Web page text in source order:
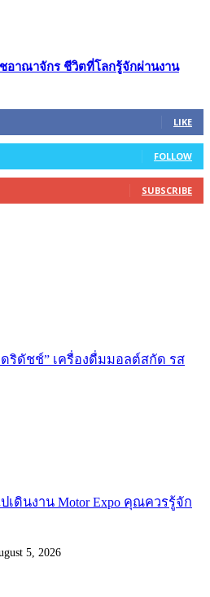
อาณาจักร ชีวิตที่โลกรู้จักผ่านงาน
LIKE
FOLLOW
SUBSCRIBE
ริดัชช์” เครื่องดื่มมอลต์สกัด รส
เดินงาน Motor Expo คุณควรรู้จัก
5, 2026